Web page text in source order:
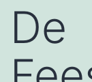
De